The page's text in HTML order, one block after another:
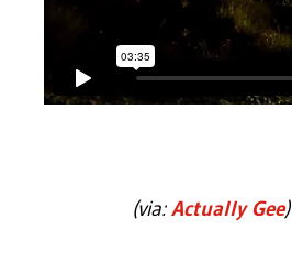
(via:Actually Gee)